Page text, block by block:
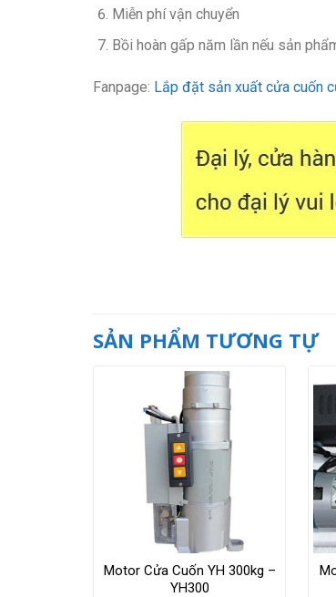
Miễn phí vận chuyển
Bồi hoàn gấp năm lần nếu sản
Fanpage: Lắp đặt sản xuất cửa cuốn
SẢN PHẨM TƯƠNG TỰ
Motor Cửa Cuốn YH 300kg –
YH300